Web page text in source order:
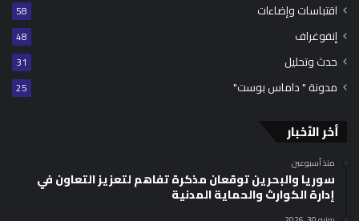
اقتباسات وإضاءات 58
إنفوغراف 48
حدث وتحليل 31
مدونة " داماس بوست" 25
أخر الأخبار
منذ أسبوعين
سوريا والبحرين توقعان مذكرة تفاهم لتعزيز التعاون في
إدارة الكوارث والحماية المدنية